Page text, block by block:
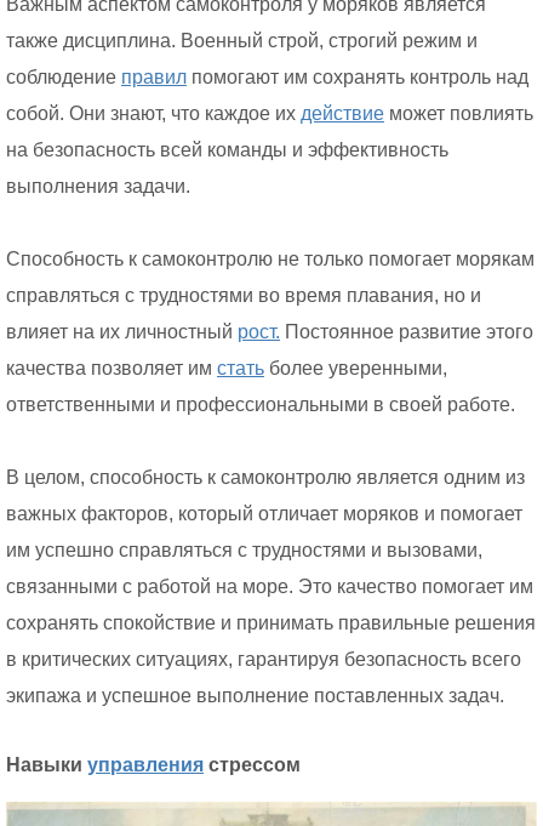
также дисциплина. Военный строй, строгий режим и
соблюдение правил помогают им сохранять контроль над
собой. Они знают, что каждое их действие может повлиять
на безопасность всей команды и эффективность
выполнения задачи.
Способность к самоконтролю не только помогает морякам
справляться с трудностями во время плавания, но и
влияет на их личностный рост. Постоянное развитие этого
качества позволяет им стать более уверенными,
ответственными и профессиональными в своей работе.
В целом, способность к самоконтролю является одним из
важных факторов, который отличает моряков и помогает
им успешно справляться с трудностями и вызовами,
связанными с работой на море. Это качество помогает им
сохранять спокойствие и принимать правильные решения
в критических ситуациях, гарантируя безопасность всего
экипажа и успешное выполнение поставленных задач.
Навыки управления стрессом